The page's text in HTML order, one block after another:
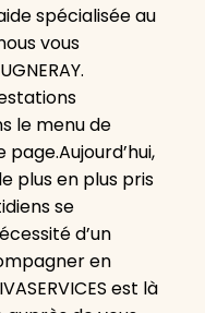
spécialisée au
vous
le menu de
plus en plus pris
se
d’un
en
est là